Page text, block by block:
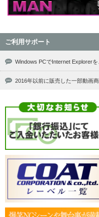
ご利用サポート
Windows PCでInternet Explorer
2016年以前に販売した一部動画